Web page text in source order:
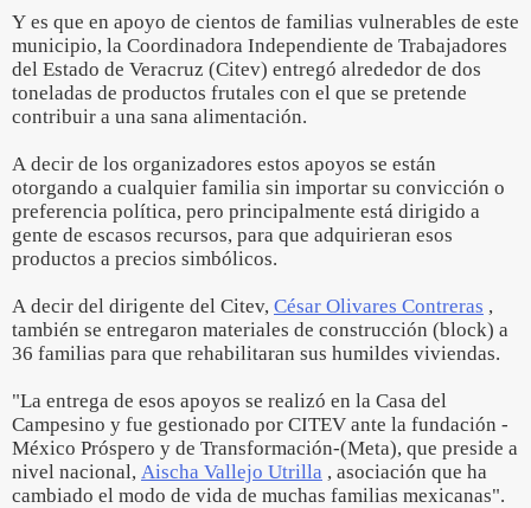
Y es que en apoyo de cientos de familias vulnerables de este
municipio, la Coordinadora Independiente de Trabajadores
del Estado de Veracruz (Citev) entregó alrededor de dos
toneladas de productos frutales con el que se pretende
contribuir a una sana alimentación.
A decir de los organizadores estos apoyos se están
otorgando a cualquier familia sin importar su convicción o
preferencia política, pero principalmente está dirigido a
gente de escasos recursos, para que adquirieran esos
productos a precios simbólicos.
A decir del dirigente del Citev, César Olivares Contreras ,
también se entregaron materiales de construcción (block) a
36 familias para que rehabilitaran sus humildes viviendas.
"La entrega de esos apoyos se realizó en la Casa del
Campesino y fue gestionado por CITEV ante la fundación -
México Próspero y de Transformación-(Meta), que preside a
nivel nacional, Aischa Vallejo Utrilla , asociación que ha
cambiado el modo de vida de muchas familias mexicanas".